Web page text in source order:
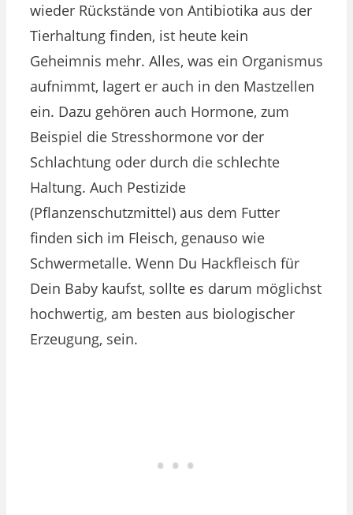
wieder Rückstände von Antibiotika aus der
Tierhaltung finden, ist heute kein
Geheimnis mehr. Alles, was ein Organismus
aufnimmt, lagert er auch in den Mastzellen
ein. Dazu gehören auch Hormone, zum
Beispiel die Stresshormone vor der
Schlachtung oder durch die schlechte
Haltung. Auch Pestizide
(Pflanzenschutzmittel) aus dem Futter
finden sich im Fleisch, genauso wie
Schwermetalle. Wenn Du Hackfleisch für
Dein Baby kaufst, sollte es darum möglichst
hochwertig, am besten aus biologischer
Erzeugung, sein.